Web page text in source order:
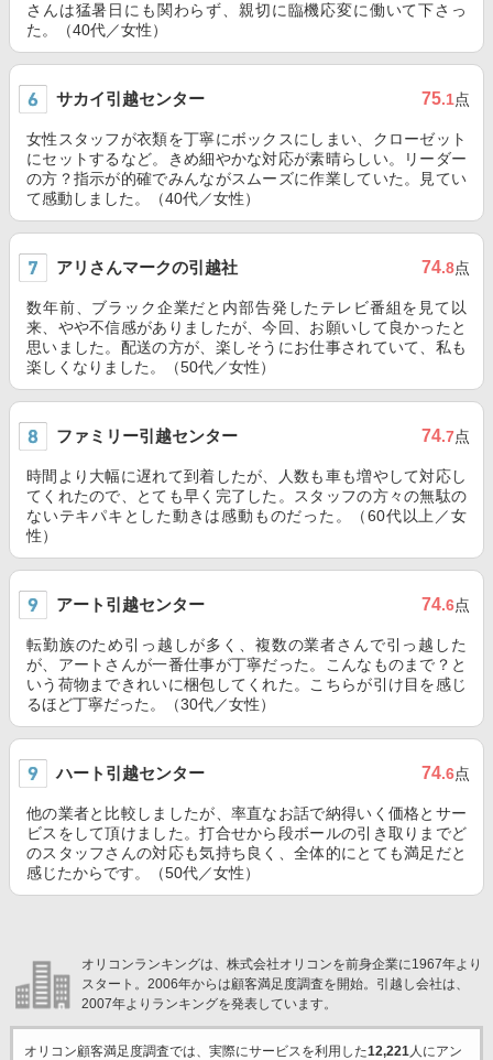
さんは猛暑日にも関わらず、親切に臨機応変に働いて下さっ
た。（40代／女性）
サカイ引越センター 75.1点
女性スタッフが衣類を丁寧にボックスにしまい、クローゼット
にセットするなど。きめ細やかな対応が素晴らしい。リーダー
の方？指示が的確でみんながスムーズに作業していた。見てい
て感動しました。（40代／女性）
アリさんマークの引越社 74.8点
数年前、ブラック企業だと内部告発したテレビ番組を見て以
来、やや不信感がありましたが、今回、お願いして良かったと
思いました。配送の方が、楽しそうにお仕事されていて、私も
楽しくなりました。（50代／女性）
ファミリー引越センター 74.7点
時間より大幅に遅れて到着したが、人数も車も増やして対応し
てくれたので、とても早く完了した。スタッフの方々の無駄の
ないテキパキとした動きは感動ものだった。（60代以上／女
性）
アート引越センター 74.6点
転勤族のため引っ越しが多く、複数の業者さんで引っ越した
が、アートさんが一番仕事が丁寧だった。こんなものまで？と
いう荷物まできれいに梱包してくれた。こちらが引け目を感じ
るほど丁寧だった。（30代／女性）
ハート引越センター 74.6点
他の業者と比較しましたが、率直なお話で納得いく価格とサー
ビスをして頂けました。打合せから段ボールの引き取りまでど
のスタッフさんの対応も気持ち良く、全体的にとても満足だと
感じたからです。（50代／女性）
オリコンランキングは、株式会社オリコンを前身企業に1967年より
スタート。2006年からは顧客満足度調査を開始。引越し会社は、
2007年よりランキングを発表しています。
オリコン顧客満足度調査では、実際にサービスを利用した12,221人にアン